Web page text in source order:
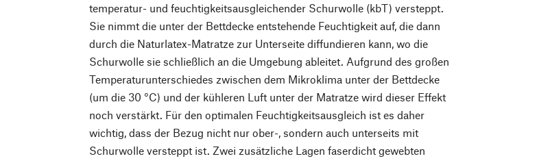
temperatur- und feuchtigkeitsausgleichender Schurwolle (kbT) versteppt.
Sie nimmt die unter der Bettdecke entstehende Feuchtigkeit auf, die dann
durch die Naturlatex-Matratze zur Unterseite diffundieren kann, wo die
Schurwolle sie schließlich an die Umgebung ableitet. Aufgrund des großen
Temperaturunterschiedes zwischen dem Mikroklima unter der Bettdecke
(um die 30 °C) und der kühleren Luft unter der Matratze wird dieser Effekt
noch verstärkt. Für den optimalen Feuchtigkeitsausgleich ist es daher
wichtig, dass der Bezug nicht nur ober-, sondern auch unterseits mit
Schurwolle versteppt ist. Zwei zusätzliche Lagen faserdicht gewebten